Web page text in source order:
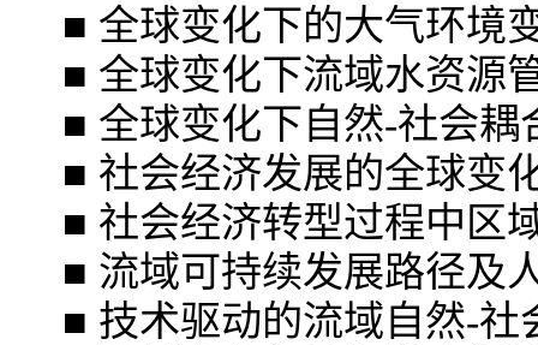
■ 全球变化下的大气环境
■ 全球变化下流域水资源
■ 全球变化下自然-社会耦
■ 社会经济发展的全球变
■ 社会经济转型过程中区
■ 流域可持续发展路径及
■ 技术驱动的流域自然-社